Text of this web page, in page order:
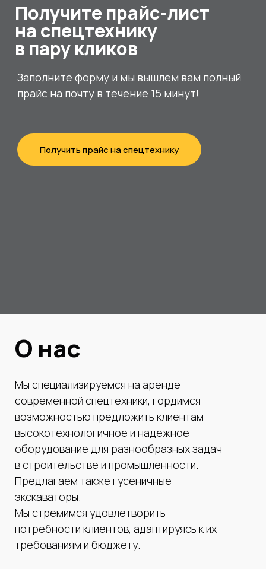
Получить прайс на спецтехнику
Заполните форму и мы вышлем вам полный
прайс на почту в течение 15 минут!
Получите прайс-лист
на спецтехнику
в пару кликов
Мы специализируемся на аренде
современной спецтехники, гордимся
возможностью предложить клиентам
высокотехнологичное и надежное
оборудование для разнообразных задач
в строительстве и промышленности.
Предлагаем также гусеничные
экскаваторы.
Мы стремимся удовлетворить
потребности клиентов, адаптируясь к их
требованиям и бюджету.
О нас